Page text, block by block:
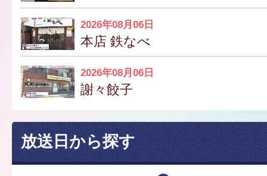
2026年08月06日
本店 鉄なべ
2026年08月06日
謝々餃子
放送日から探す